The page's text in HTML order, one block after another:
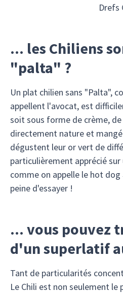
Drefs
... les Chiliens
"palta" ?
Un plat chilien sans "Palta",
appellent l'avocat, est
soit sous forme de crème,
directement nature et mangé
dégustent leur or vert de
particulièrement apprécié
comme on appelle le hot dog
peine d'essayer !
... vous pouvez
d'un superlatif
Tant de particularités
Le Chili est non seulement le